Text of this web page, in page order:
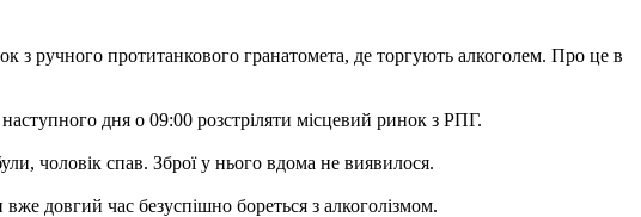
з ручного протитанкового гранатомета, де торгують алкоголем. Про це в
дня о 09:00 розстріляти місцевий ринок з РПГ.
чоловік спав. Зброї у нього вдома не виявилося.
довгий час безуспішно бореться з алкоголізмом.